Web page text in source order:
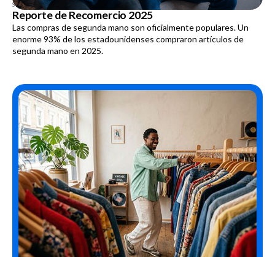
SEPTEMBER 4, 2025
Reporte de Recomercio 2025
Las compras de segunda mano son oficialmente populares. Un
enorme 93% de los estadounidenses compraron artículos de
segunda mano en 2025.